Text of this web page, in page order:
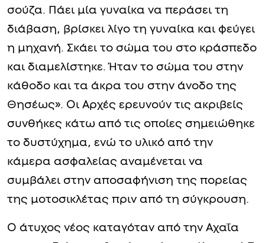
σούζα. Πάει μία γυναίκα να περάσει τη
διάβαση, βρίσκει λίγο τη γυναίκα και φεύγει
η μηχανή. Σκάει το σώμα του στο κράσπεδο
και διαμελίστηκε. Ήταν το σώμα του στην
κάθοδο και τα άκρα του στην άνοδο της
Θησέως». Οι Αρχές ερευνούν τις ακριβείς
συνθήκες κάτω από τις οποίες σημειώθηκε
το δυστύχημα, ενώ το υλικό από την
κάμερα ασφαλείας αναμένεται να
συμβάλει στην αποσαφήνιση της πορείας
της μοτοσικλέτας πριν από τη σύγκρουση.
Ο άτυχος νέος καταγόταν από την Αχαΐα